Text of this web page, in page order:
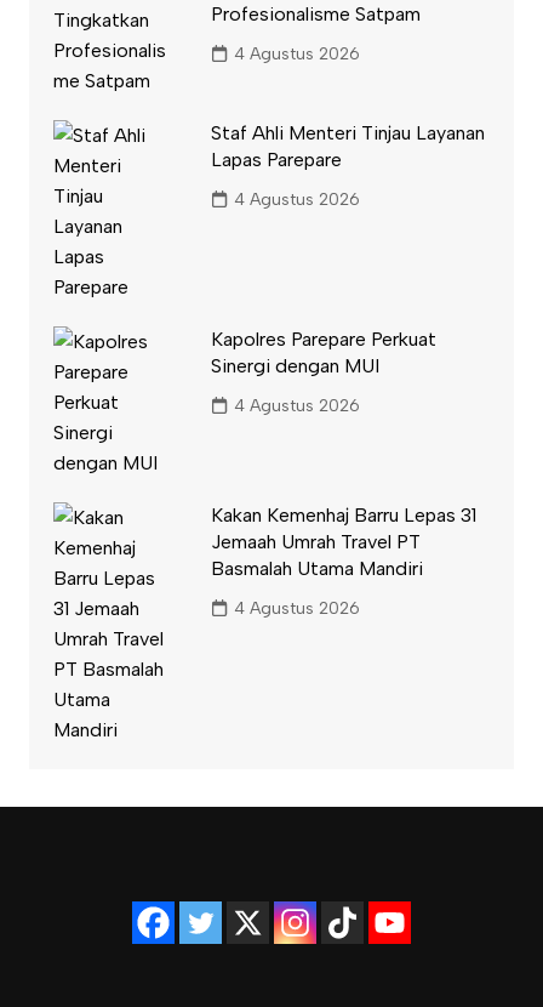
Profesionalisme Satpam
4 Agustus 2026
Staf Ahli Menteri Tinjau Layanan
Lapas Parepare
4 Agustus 2026
Kapolres Parepare Perkuat
Sinergi dengan MUI
4 Agustus 2026
Kakan Kemenhaj Barru Lepas 31
Jemaah Umrah Travel PT
Basmalah Utama Mandiri
4 Agustus 2026